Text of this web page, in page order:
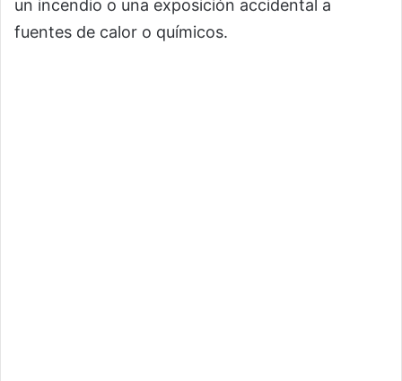
un incendio o una exposición accidental a
fuentes de calor o químicos.